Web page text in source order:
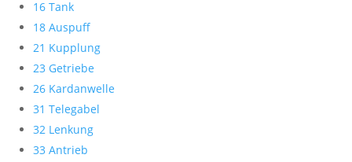
16 Tank
18 Auspuff
21 Kupplung
23 Getriebe
26 Kardanwelle
31 Telegabel
32 Lenkung
33 Antrieb